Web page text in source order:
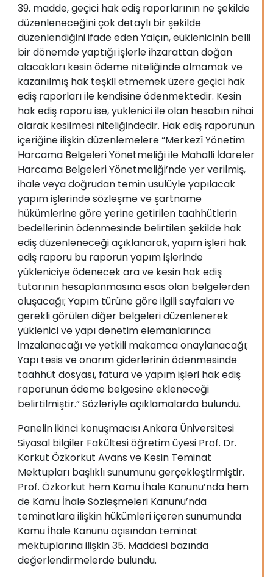
39. madde, geçici hak ediş raporlarının ne şekilde
düzenleneceğini çok detaylı bir şekilde
düzenlendiğini ifade eden Yalçın, eüklenicinin belli
bir dönemde yaptığı işlerle ihzarattan doğan
alacakları kesin ödeme niteliğinde olmamak ve
kazanılmış hak teşkil etmemek üzere geçici hak
ediş raporları ile kendisine ödenmektedir. Kesin
hak ediş raporu ise, yüklenici ile olan hesabın nihai
olarak kesilmesi niteliğindedir. Hak ediş raporunun
içeriğine ilişkin düzenlemelere “Merkezî Yönetim
Harcama Belgeleri Yönetmeliği ile Mahalli İdareler
Harcama Belgeleri Yönetmeliği’nde yer verilmiş,
ihale veya doğrudan temin usulüyle yapılacak
yapım işlerinde sözleşme ve şartname
hükümlerine göre yerine getirilen taahhütlerin
bedellerinin ödenmesinde belirtilen şekilde hak
ediş düzenleneceği açıklanarak, yapım işleri hak
ediş raporu bu raporun yapım işlerinde
yükleniciye ödenecek ara ve kesin hak ediş
tutarının hesaplanmasına esas olan belgelerden
oluşacağı; Yapım türüne göre ilgili sayfaları ve
gerekli görülen diğer belgeleri düzenlenerek
yüklenici ve yapı denetim elemanlarınca
imzalanacağı ve yetkili makamca onaylanacağı;
Yapı tesis ve onarım giderlerinin ödenmesinde
taahhüt dosyası, fatura ve yapım işleri hak ediş
raporunun ödeme belgesine ekleneceği
belirtilmiştir.” Sözleriyle açıklamalarda bulundu.
Panelin ikinci konuşmacısı Ankara Üniversitesi
Siyasal bilgiler Fakültesi öğretim üyesi Prof. Dr.
Korkut Özkorkut Avans ve Kesin Teminat
Mektupları başlıklı sunumunu gerçekleştirmiştir.
Prof. Özkorkut hem Kamu İhale Kanunu’nda hem
de Kamu İhale Sözleşmeleri Kanunu’nda
teminatlara ilişkin hükümleri içeren sunumunda
Kamu İhale Kanunu açısından teminat
mektuplarına ilişkin 35. Maddesi bazında
değerlendirmelerde bulundu.